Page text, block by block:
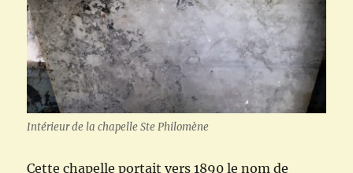
Intérieur de la chapelle Ste Philomène
Cette chapelle portait vers 1890 le nom de